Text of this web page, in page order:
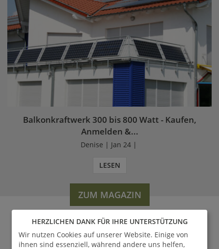
Balkonkraftwerk 300 bis 800 Watt - Kaufen,
Anmelden &...
Denise | Jan 24 |
LESEN
ZUM MAGAZIN
WERDEN SIE FAN VON
HERZLICHEN DANK FÜR IHRE UNTERSTÜTZUNG
Wir nutzen Cookies auf unserer Website. Einige von
ihnen sind essenziell, während andere uns helfen,